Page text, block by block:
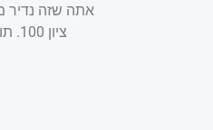
אתה שזה נדיר
ציון 100. תודה רבה